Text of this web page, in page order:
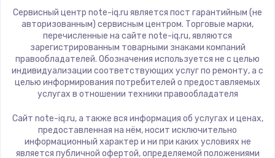
Thunderobot
Hasee
ZTE
Hiper
Evga
Google
Ardor
Predator
Сервисный центр note-iq.ru является пост гарантийным (не
авторизованным) сервисным центром. Торговые марки,
перечисленные на сайте note-iq.ru, являются
зарегистрированным товарными знаками компаний
правообладателей. Обозначения используется не с целью
индивидуализации соответствующих услуг по ремонту, а с
целью информирования потребителей о предоставляемых
услугах в отношении техники правообладателя
Сайт note-iq.ru, а также вся информация об услугах и ценах,
предоставленная на нём, носит исключительно
информационный характер и ни при каких условиях не
является публичной офертой, определяемой положениями